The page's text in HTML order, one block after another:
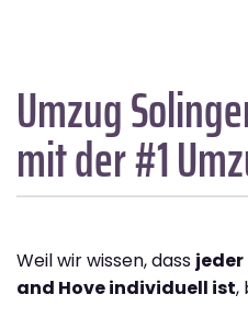
Umzug
mit der #1
Weil wir wissen, dass jeder
and Hove individuell ist,